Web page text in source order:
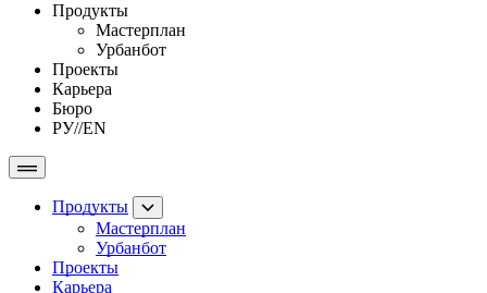
Продукты
Мастерплан
Урбанбот
Проекты
Карьера
Бюро
РУ//EN
Продукты
Мастерплан
Урбанбот
Проекты
Карьера